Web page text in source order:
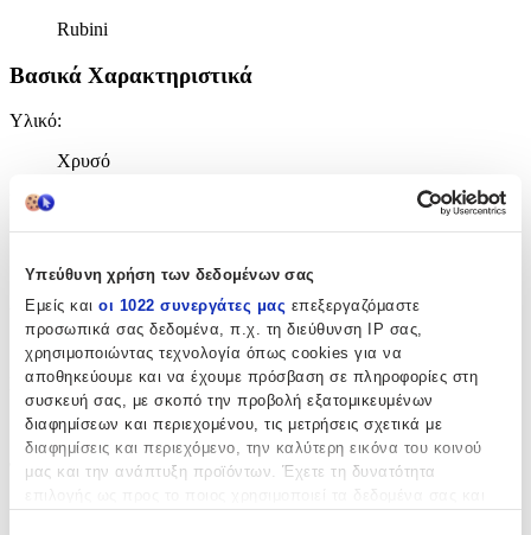
Υπεύθυνη χρήση των δεδομένων σας
Εμείς και οι 1022 συνεργάτες μας επεξεργαζόμαστε
προσωπικά σας δεδομένα, π.χ. τη διεύθυνση IP σας,
χρησιμοποιώντας τεχνολογία όπως cookies για να
αποθηκεύουμε και να έχουμε πρόσβαση σε πληροφορίες στη
συσκευή σας, με σκοπό την προβολή εξατομικευμένων
διαφημίσεων και περιεχομένου, τις μετρήσεις σχετικά με
διαφημίσεις και περιεχόμενο, την καλύτερη εικόνα του κοινού
μας και την ανάπτυξη προϊόντων. Έχετε τη δυνατότητα
Rubini
Βασικά Χαρακτηριστικά
Υλικό:
Χρυσό
Καράτια
Κ
Δίχρωμη:
Επιχρυσωμένη:
Όχι
Φύλο
Γυναίκα